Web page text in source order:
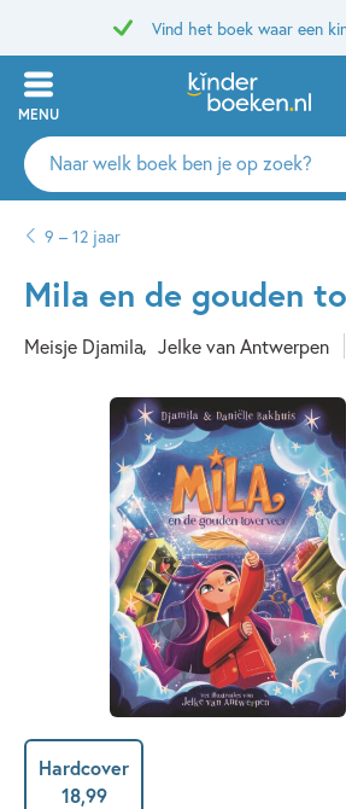
Vind het boek waar een
MENU
Zoeken
naar
auteurs
uitgevers
9 – 12 jaar
Mila en de gouden
Meisje Djamila Jelke van Antwerpen
Hardcover
18,99